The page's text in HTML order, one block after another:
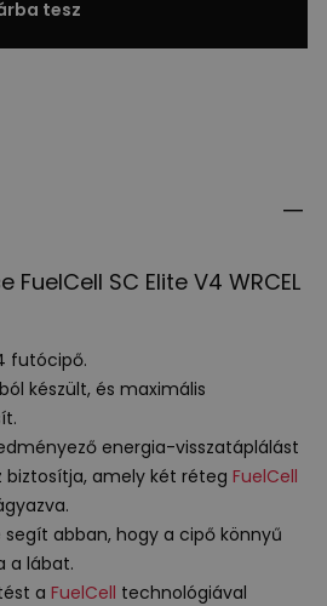
tesz
FuelCell SC Elite V4 WRCEL
futócipő.
készült, és maximális
energia-visszatáplálást
biztosítja, amely két réteg FuelCell
abban, hogy a cipő könnyű
a lábat.
a FuelCell technológiával